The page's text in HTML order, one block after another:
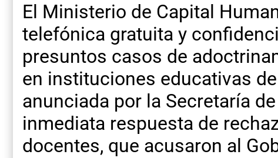
El Ministerio de Capital
telefónica gratuita y
presuntos casos de
en instituciones educativas
anunciada por la Secretaría
inmediata respuesta de
docentes, que acusaron al